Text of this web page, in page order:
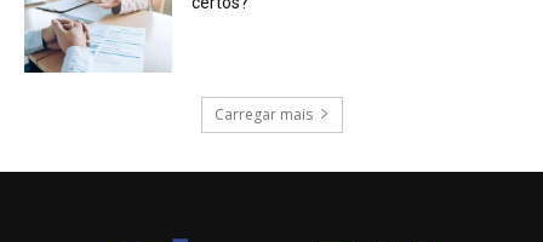
Carregar mais